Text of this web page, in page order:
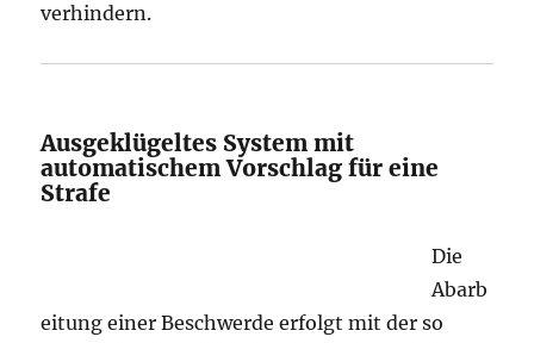
verhindern.
Ausgeklügeltes System mit
automatischem Vorschlag für eine
Strafe
Die
Abarb
eitung einer Beschwerde erfolgt mit der so